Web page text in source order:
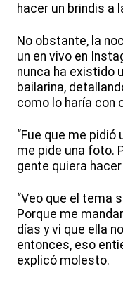
hacer un brindis a
No obstante, la
un en vivo en
nunca ha existido
bailarina,
como lo haría con
“Fue que me
me pide una foto.
gente quiera
“Veo que el tema
Porque me
días y vi que ella
entonces, eso
explicó molesto.